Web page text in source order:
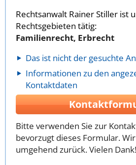
Rechtsanwalt Rainer Stiller ist
Rechtsgebieten tätig:
Familienrecht, Erbrecht
Das ist nicht der gesuchte
Informationen zu den
Kontaktdaten
Bitte verwenden Sie zur
bevorzugt dieses Formular.
umgehend zurück. Vielen Dank!